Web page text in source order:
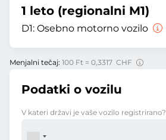
1 leto (regionalni M1)
D1: Osebno motorno vozilo
Menjalni tečaj: 100 Ft = 0,3317 CHF
Podatki o vozilu
V kateri državi je vaše vozilo registrirano?